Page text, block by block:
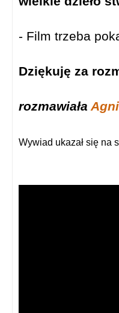
- Film trzeba
Dziękuję za
rozmawiała
Wywiad ukazał się na